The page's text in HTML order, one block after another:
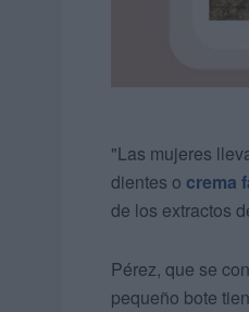
"Las mujeres
dientes o crema
de los extractos
Pérez, que se
pequeño bote